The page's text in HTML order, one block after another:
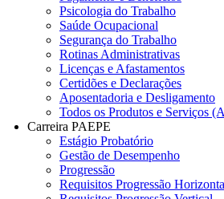
Psicologia do Trabalho
Saúde Ocupacional
Segurança do Trabalho
Rotinas Administrativas
Licenças e Afastamentos
Certidões e Declarações
Aposentadoria e Desligamento
Todos os Produtos e Serviços
Carreira PAEPE
Estágio Probatório
Gestão de Desempenho
Progressão
Requisitos Progressão